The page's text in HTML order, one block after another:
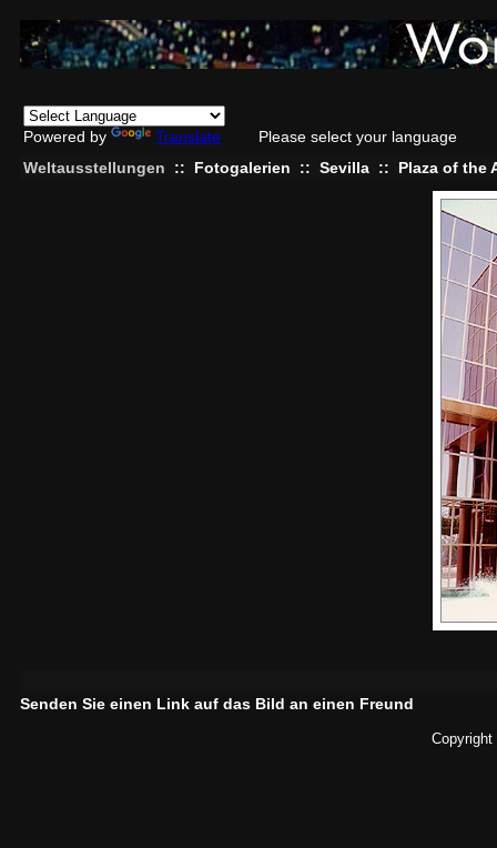
Powered by Translate
Please select your language
Weltausstellungen
:: Fotogalerien :: Sevilla :: Plaza of the
Senden Sie einen Link auf das Bild an einen Freund